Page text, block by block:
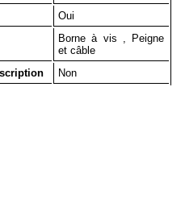
Oui
Borne à vis , Peigne
et câble
Non